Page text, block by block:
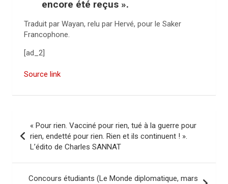
encore été reçus ».
Traduit par Wayan, relu par Hervé, pour le Saker
Francophone.
[ad_2]
Source link
i
« Pour rien. Vacciné pour rien, tué à la guerre pour
rien, endetté pour rien. Rien et ils continuent ! ».
L’édito de Charles SANNAT
Concours étudiants (Le Monde diplomatique, mars